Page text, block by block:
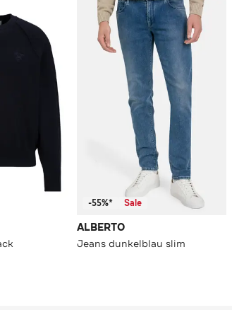
-55%* Sale
ALBERTO
Jeans dunkelblau slim